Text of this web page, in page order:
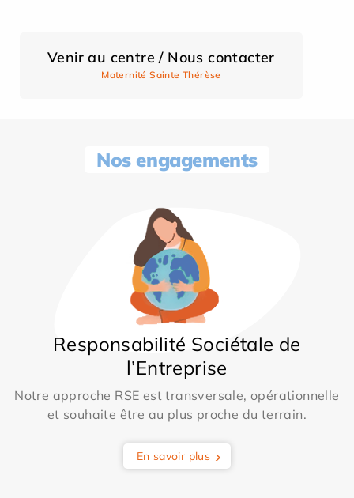
Venir au centre / Nous contacter
Maternité Sainte Thérèse
Nos engagements
Responsabilité Sociétale de
l’Entreprise
Notre approche RSE est transversale, opérationnelle
et souhaite être au plus proche du terrain.
En savoir plus